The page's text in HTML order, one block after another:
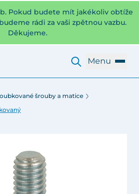
Pokud budete mít jakékoliv obtíže
rádi za vaši zpětnou vazbu.
Děkujeme.
Menu
šrouby a matice